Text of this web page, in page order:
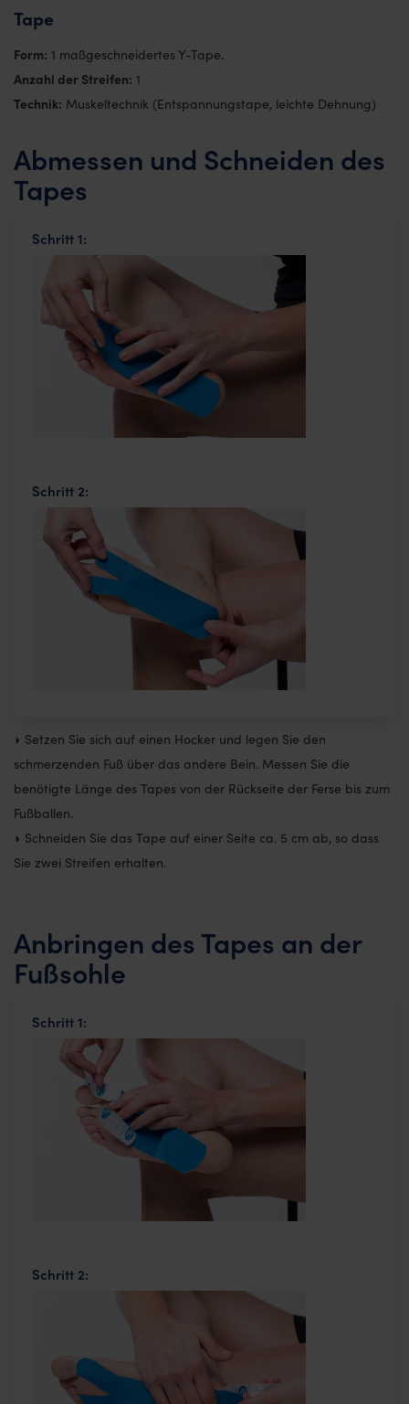
Tape
Form: 1 maßgeschneidertes Y-Tape.
Anzahl der Streifen: 1
Technik: Muskeltechnik (Entspannungstape, leichte Dehnung)
Abmessen und Schneiden des
Tapes
Schritt 1:
Schritt 2:
◗ Setzen Sie sich auf einen Hocker und legen Sie den
schmerzenden Fuß über das andere Bein. Messen Sie die
benötigte Länge des Tapes von der Rückseite der Ferse bis zum
Fußballen.
◗ Schneiden Sie das Tape auf einer Seite ca. 5 cm ab, so dass
Sie zwei Streifen erhalten.
Anbringen des Tapes an der
Fußsohle
Schritt 1:
Schritt 2: